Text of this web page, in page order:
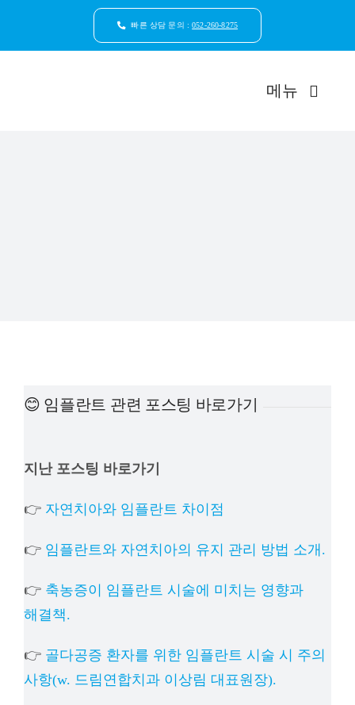
빠른 상담 문의 :052-260-8275
메뉴
😊 임플란트 관련 포스팅 바로가기
지난 포스팅 바로가기
👉 자연치아와 임플란트 차이점
👉 임플란트와 자연치아의 유지 관리 방법 소개.
👉 축농증이 임플란트 시술에 미치는 영향과
해결책.
👉 골다공증 환자를 위한 임플란트 시술 시 주의
사항(w. 드림연합치과 이상림 대표원장).